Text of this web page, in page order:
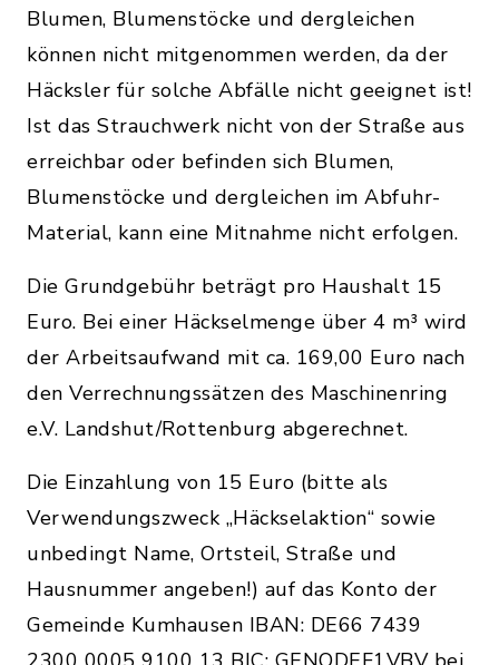
Blumen, Blumenstöcke und dergleichen
können nicht mitgenommen werden, da der
Häcksler für solche Abfälle nicht geeignet ist!
Ist das Strauchwerk nicht von der Straße aus
erreichbar oder befinden sich Blumen,
Blumenstöcke und dergleichen im Abfuhr-
Material, kann eine Mitnahme nicht erfolgen.
Die Grundgebühr beträgt pro Haushalt 15
Euro. Bei einer Häckselmenge über 4 m³ wird
der Arbeitsaufwand mit ca. 169,00 Euro nach
den Verrechnungssätzen des Maschinenring
e.V. Landshut/Rottenburg abgerechnet.
Die Einzahlung von 15 Euro (bitte als
Verwendungszweck „Häckselaktion“ sowie
unbedingt Name, Ortsteil, Straße und
Hausnummer angeben!) auf das Konto der
Gemeinde Kumhausen IBAN: DE66 7439